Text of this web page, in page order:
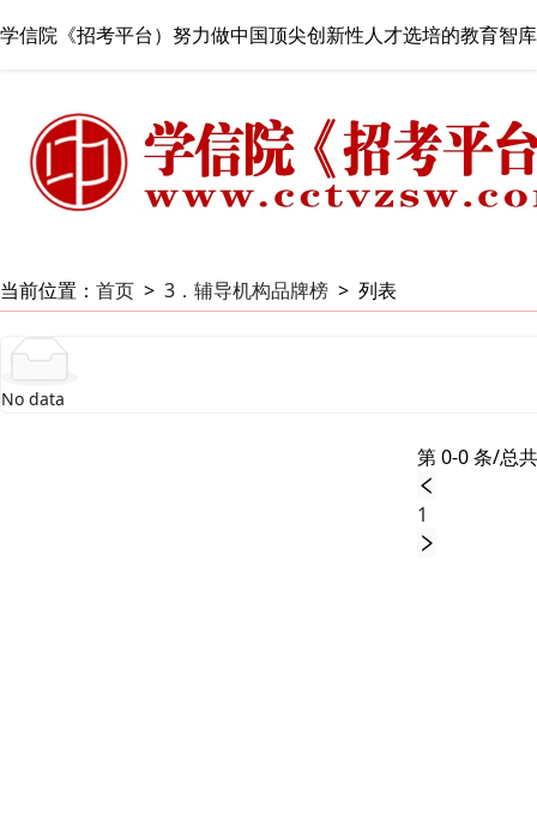
学信院《招考平台）努力做中国顶尖创新性人才选培的教育智库
当前位置： 首页 > 3．辅导机构品牌榜 > 列表
No data
第 0-0 条/总
1